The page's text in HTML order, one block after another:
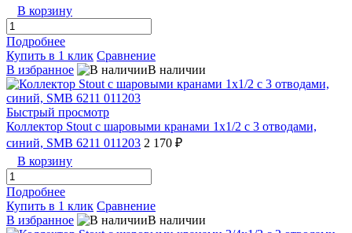
В корзину
Подробнее
Купить в 1 клик Сравнение
В избранное
В наличии
Быстрый просмотр
Коллектор Stout с шаровыми кранами 1x1/2 с 3 отводами,
синий, SMB 6211 011203 2 170 ₽
В корзину
Подробнее
Купить в 1 клик Сравнение
В избранное
В наличии